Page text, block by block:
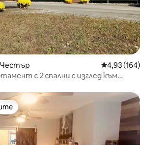
Средна
4,93 (164)
с 2 спални с изглед към